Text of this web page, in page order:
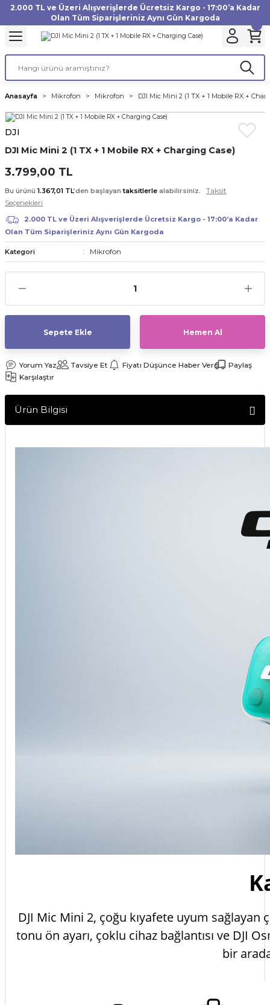
2.000 TL ve Üzeri Alışverişlerde Ücretsiz Kargo - 17:00’a Kadar
Olan Tüm Siparişleriniz Aynı Gün Kargoda
Geri Dön
Aksesuarları
Geri Dön
Geri Dön
Geri Dön
Geri Dön
Geri Dön
Geri Dön
Geri Dön
Geri Dön
Geri Dön
Geri Dön
Aksesuarları
Geri Dön
Anasayfa Mikrofon Mikrofon DJI Mic Mini 2 (1 TX + 1 Mobile RX +
DJI
DJI Mic Mini 2 (1 TX + 1 Mobile RX + Charging Case)
3.799,00 TL
Bu ürünü 1.367,01 TL’den başlayantaksitlerle alabilirsiniz.
Taksit
Seçenekleri
2.000 TL ve Üzeri Alışverişlerde Ücretsiz Kargo - 17:00’a Kadar
Olan Tüm Siparişleriniz Aynı Gün Kargoda
Kategori Mikrofon
Sepete Ekle Hemen Al
Yorum Yaz Tavsiye Et Fiyatı Düşünce Haber Ver
Paylaş
Karşılaştır
Ürün Bilgisi
DJI Mic Mini 2, çoğu kıyafete uyum
tonu ön ayarı, çoklu cihaz bağlantısı ve DJI
bir